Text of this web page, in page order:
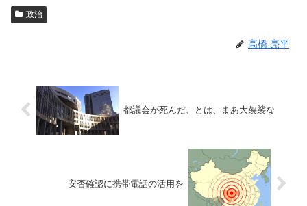
政治
高橋 亮平
都議会が死んだ、とは、まあ大袈裟な
安否確認に携帯電話の活用を